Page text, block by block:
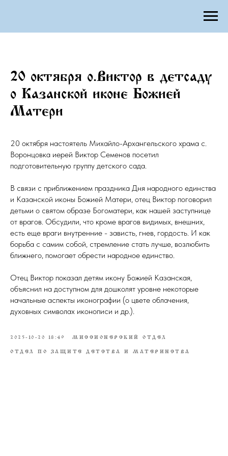
20 октября о.Виктор в детсаду
о Казанской иконе Божией
Матери
20 октября настоятель Михайло-Архангельского храма с.
Воронцовка иерей Виктор Семенов посетил
подготовительную группу детского сада.
В связи с приближением праздника Дня народного единства
и Казанской иконы Божией Матери, отец Виктор поговорил
детьми о святом образе Богоматери, как нашей заступнице
от врагов. Обсудили, что кроме врагов видимых, внешних,
есть еще враги внутренние - зависть, гнев, гордость. И как
борьба с самим собой, стремление стать лучше, возлюбить
ближнего, помогает обрести народное единство.
Отец Виктор показал детям икону Божией Казанская,
объяснил на доступном для дошколят уровне некоторые
начальные аспекты иконографии (о цвете облачения,
духовных символах иконописи и др.).
2025-10-20 18:49 МИССИОНЕРСКИЙ ОТДЕЛ
ОТДЕЛ ПО ЗАЩИТЕ ДЕТСТВА И МАТЕРИНСТВА